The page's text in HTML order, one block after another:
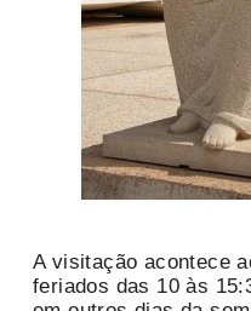
A visitação acontece
feriados das 10 às